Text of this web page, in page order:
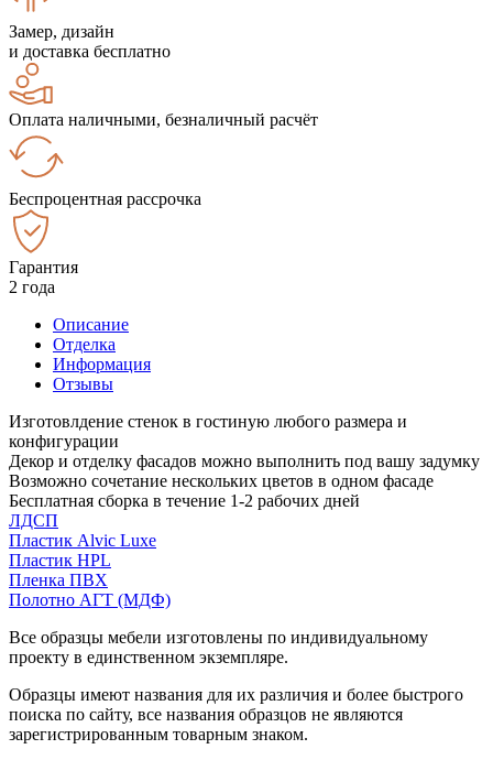
Замер, дизайн
и доставка бесплатно
Оплата наличными, безналичный расчёт
Беспроцентная рассрочка
Гарантия
2 года
Описание
Отделка
Информация
Отзывы
Изготовлдение стенок в гостиную любого размера и
конфигурации
Декор и отделку фасадов можно выполнить под вашу задумку
Возможно сочетание нескольких цветов в одном фасаде
Бесплатная сборка в течение 1-2 рабочих дней
ЛДСП
Пластик Alvic Luxe
Пластик HPL
Пленка ПВХ
Полотно АГТ (МДФ)
Все образцы мебели изготовлены по индивидуальному
проекту в единственном экземпляре.
Образцы имеют названия для их различия и более быстрого
поиска по сайту, все названия образцов не являются
зарегистрированным товарным знаком.